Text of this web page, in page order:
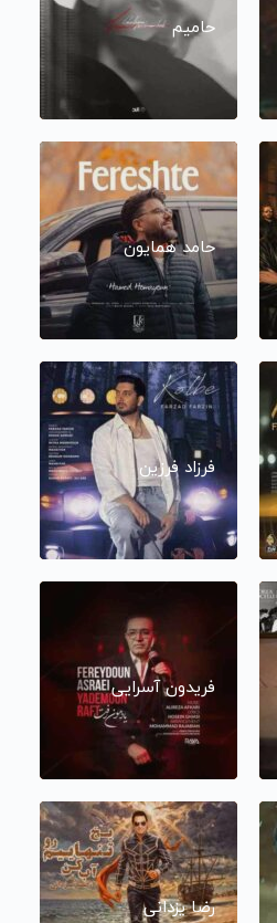
حامیم
حامد همایون
فرزاد فرزین
فریدون آسرایی
رضا یزدانی